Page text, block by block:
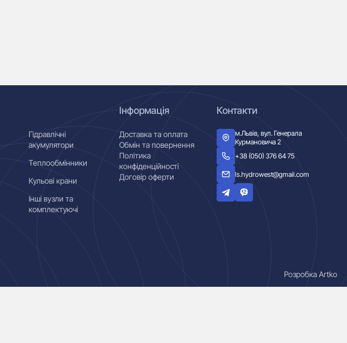
Гідравлічні
акумулятори
Теплообмінники
Кульові крани
Інші вузли та
комплектуючі
Інформація
Доставка та оплата
Обмін та повернення
Політика
конфіденційності
Договір оферти
Контакти
м.Львів, вул. Генерала
Курмановича 2
+38 (050) 376 64 75
ls.hydrowest@gmail.com
Розробка Artko